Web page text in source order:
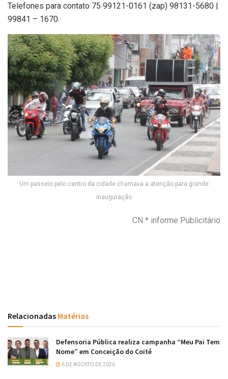
Telefones para contato 75 99121-0161 (zap) 98131-5680 |
99841 – 1670.
Um passeio pelo centro da cidade chamava a atenção para grande
inauguração
CN * informe Publicitário
Relacionadas Matérias
Defensoria Pública realiza campanha “Meu Pai Tem
Nome” em Conceição do Coité
6 DE AGOSTO DE 2026